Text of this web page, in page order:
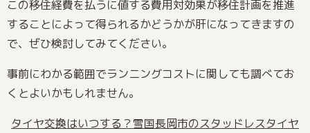
この移住経費を払うに値する費用対効果が移住計画を推進
することによって得られるかどうかが肝になってきますの
で、ぜひ検討してみてください。
事前にわかる範囲でランニングコストに関しても調べてお
くとよいかもしれません。
タイヤ交換はいつする？雪国長岡市のスタッドレスタイヤ